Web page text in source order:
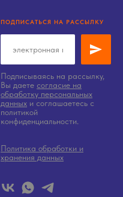
ПОДПИСАТЬСЯ НА РАССЫЛКУ
Подписываясь на рассылку,
Вы даете согласие на
обработку персональных
данных и соглашаетесь c
политикой
конфиденциальности.
Политика обработки и
хранения данных